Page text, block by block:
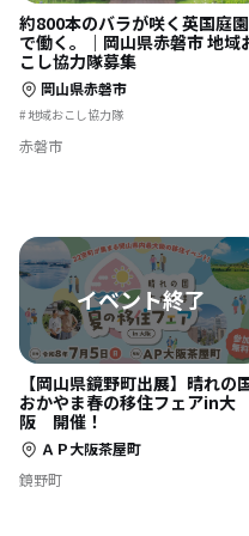
約800本のバラが咲く英国庭園
で働く。｜岡山県赤磐市 地域
こし協力隊募集
岡山県赤磐市
地域おこし協力隊
赤磐市
【岡山県鏡野町出展】晴れの
おかやま春の移住フェアin大
阪 開催！
ＡＰ大阪茶屋町
鏡野町